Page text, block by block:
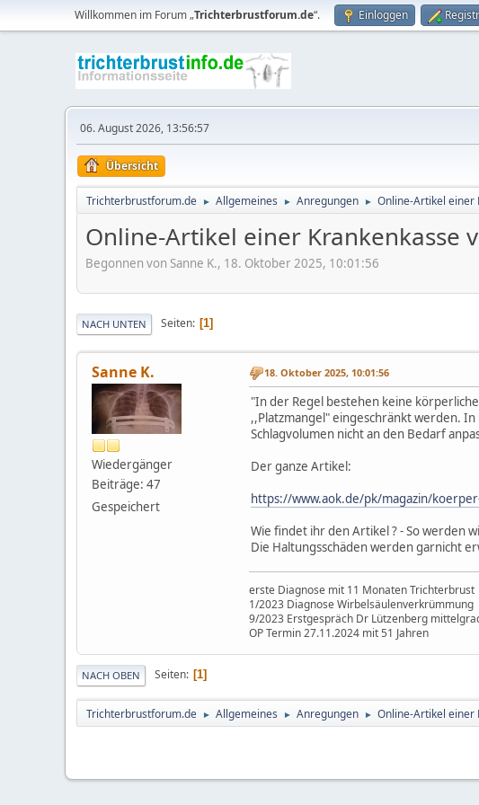
Willkommen im Forum „Trichterbrustforum.de“. Einloggen
06. August 2026, 13:56:57
Übersicht
Trichterbrustforum.de ► Allgemeines ► Anregungen ► Online-Artikel einer
Online-Artikel einer Krankenkasse
Begonnen von Sanne K., 18. Oktober 2025, 10:01:56
NACH UNTEN Seiten 1
Sanne K.
Wiedergänger
Beiträge: 47
Gespeichert
18. Oktober 2025, 10:01:56
"In der Regel bestehen keine
,,Platzmangel" eingeschränkt werden.
Schlagvolumen nicht an den Bedarf
Der ganze Artikel:
https://www.aok.de/pk/magazin/
Wie findet ihr den Artikel ? - So werden
Die Haltungsschäden werden garnicht
erste Diagnose mit 11 Monaten Trichterbrust
1/2023 Diagnose Wirbelsäulenverkrümmung
9/2023 Erstgespräch Dr Lützenberg
OP Termin 27.11.2024 mit 51 Jahren
NACH OBEN Seiten 1
Trichterbrustforum.de ► Allgemeines ► Anregungen ► Online-Artikel einer